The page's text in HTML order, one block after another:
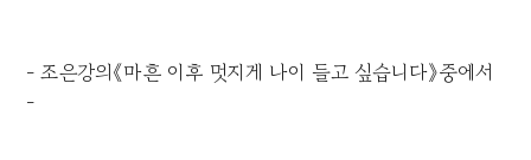
- 조은강의《마흔 이후 멋지게 나이 들고 싶습니다》중에서
-